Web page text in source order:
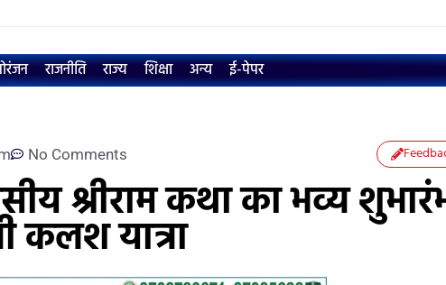
राजनीति राज्य शिक्षा अन्य ई-पेपर
No Comments
श्रीराम कथा का भव्य
कलश यात्रा